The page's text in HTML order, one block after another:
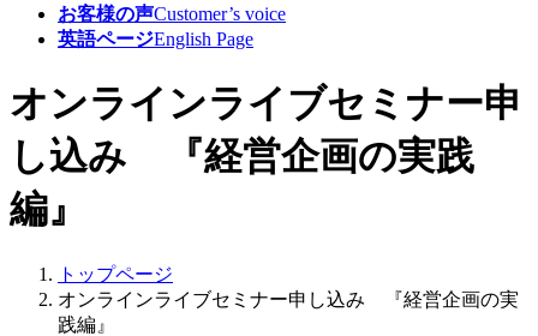
お客様の声Customer’s voice
英語ページEnglish Page
オンラインライブセミナー申
し込み 『経営企画の実践
編』
トップページ
オンラインライブセミナー申し込み 『経営企画の実
践編』